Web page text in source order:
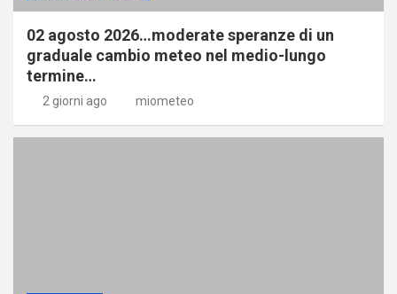
02 agosto 2026…moderate speranze di un
graduale cambio meteo nel medio-lungo
termine…
2 giorni ago miometeo